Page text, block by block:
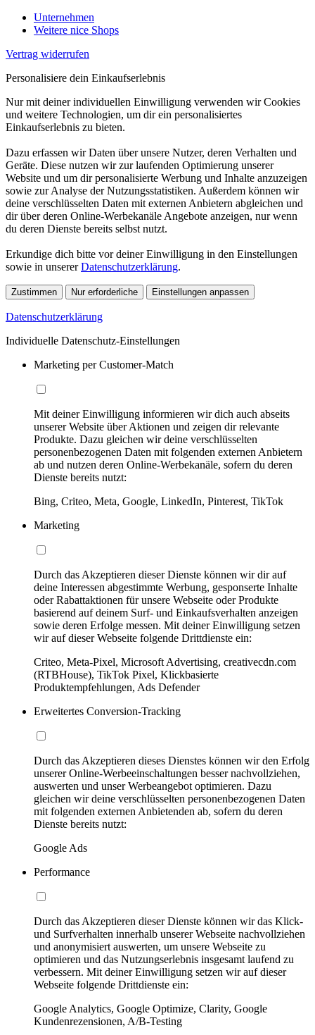
Unternehmen
Weitere nice Shops
Vertrag widerrufen
Personalisiere dein Einkaufserlebnis
Nur mit deiner individuellen Einwilligung verwenden wir Cookies
und weitere Technologien, um dir ein personalisiertes
Einkaufserlebnis zu bieten.
Dazu erfassen wir Daten über unsere Nutzer, deren Verhalten und
Geräte. Diese nutzen wir zur laufenden Optimierung unserer
Website und um dir personalisierte Werbung und Inhalte anzuzeigen
sowie zur Analyse der Nutzungsstatistiken. Außerdem können wir
deine verschlüsselten Daten mit externen Anbietern abgleichen und
dir über deren Online-Werbekanäle Angebote anzeigen, nur wenn
du deren Dienste bereits selbst nutzt.
Erkundige dich bitte vor deiner Einwilligung in den Einstellungen
sowie in unsererDatenschutzerklärung.
Zustimmen Nur erforderliche Einstellungen anpassen
Datenschutzerklärung
Individuelle Datenschutz-Einstellungen
Marketing per Customer-Match
Mit deiner Einwilligung informieren wir dich auch abseits
unserer Website über Aktionen und zeigen dir relevante
Produkte. Dazu gleichen wir deine verschlüsselten
personenbezogenen Daten mit folgenden externen Anbietern
ab und nutzen deren Online-Werbekanäle, sofern du deren
Dienste bereits nutzt:
Bing, Criteo, Meta, Google, LinkedIn, Pinterest, TikTok
Marketing
Durch das Akzeptieren dieser Dienste können wir dir auf
deine Interessen abgestimmte Werbung, gesponserte Inhalte
oder Rabattaktionen für unsere Webseite oder Produkte
basierend auf deinem Surf- und Einkaufsverhalten anzeigen
sowie deren Erfolge messen. Mit deiner Einwilligung setzen
wir auf dieser Webseite folgende Drittdienste ein:
Criteo, Meta-Pixel, Microsoft Advertising, creativecdn.com
(RTBHouse), TikTok Pixel, Klickbasierte
Produktempfehlungen, Ads Defender
Erweitertes Conversion-Tracking
Durch das Akzeptieren dieses Dienstes können wir den Erfolg
unserer Online-Werbeeinschaltungen besser nachvollziehen,
auswerten und unser Werbeangebot optimieren. Dazu
gleichen wir deine verschlüsselten personenbezogenen Daten
mit folgenden externen Anbietenden ab, sofern du deren
Dienste bereits nutzt:
Google Ads
Performance
Durch das Akzeptieren dieser Dienste können wir das Klick-
und Surfverhalten innerhalb unserer Webseite nachvollziehen
und anonymisiert auswerten, um unsere Webseite zu
optimieren und das Nutzungserlebnis insgesamt laufend zu
verbessern. Mit deiner Einwilligung setzen wir auf dieser
Webseite folgende Drittdienste ein:
Google Analytics, Google Optimize, Clarity, Google
Kundenrezensionen, A/B-Testing